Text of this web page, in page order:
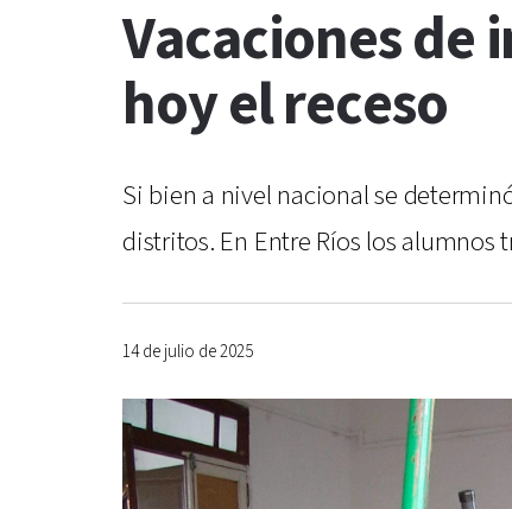
Vacaciones de
hoy el receso
Si bien a nivel nacional se
distritos. En Entre Ríos los
14 de julio de 2025